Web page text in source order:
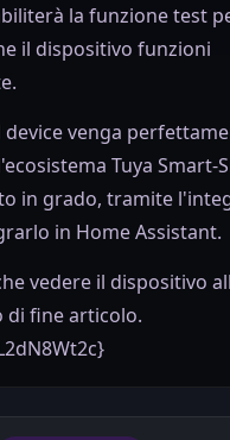
la funzione test
il dispositivo funzioni
venga
Tuya Smart-
in grado, tramite
in Home Assistant.
vedere il dispositivo
di fine articolo.